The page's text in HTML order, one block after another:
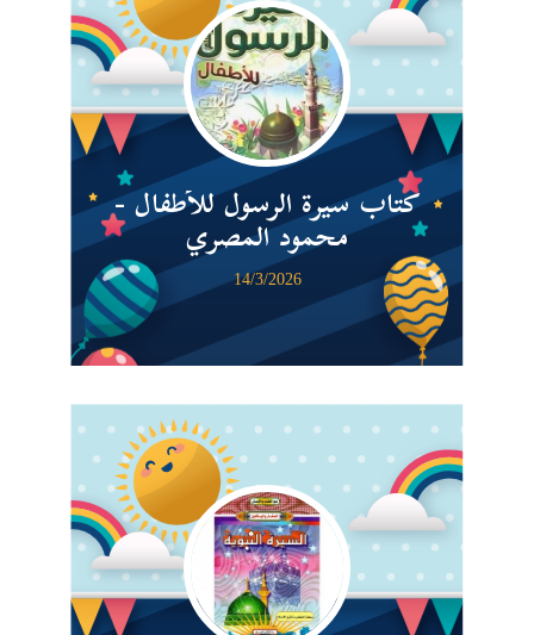
كتاب سيرة الرسول للأطفال -
محمود المصري
14/3/2026